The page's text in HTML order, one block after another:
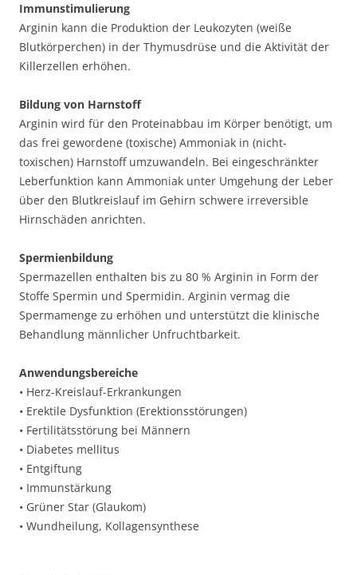
Immunstimulierung
Arginin kann die Produktion der Leukozyten (weiße
Blutkörperchen) in der Thymusdrüse und die Aktivität der
Killerzellen erhöhen.
Bildung von Harnstoff
Arginin wird für den Proteinabbau im Körper benötigt, um
das frei gewordene (toxische) Ammoniak in (nicht-
toxischen) Harnstoff umzuwandeln. Bei eingeschränkter
Leberfunktion kann Ammoniak unter Umgehung der Leber
über den Blutkreislauf im Gehirn schwere irreversible
Hirnschäden anrichten.
Spermienbildung
Spermazellen enthalten bis zu 80 % Arginin in Form der
Stoffe Spermin und Spermidin. Arginin vermag die
Spermamenge zu erhöhen und unterstützt die klinische
Behandlung männlicher Unfruchtbarkeit.
Anwendungsbereiche
• Herz-Kreislauf-Erkrankungen
• Erektile Dysfunktion (Erektionsstörungen)
• Fertilitätsstörung bei Männern
• Diabetes mellitus
• Entgiftung
• Immunstärkung
• Grüner Star (Glaukom)
• Wundheilung, Kollagensynthese